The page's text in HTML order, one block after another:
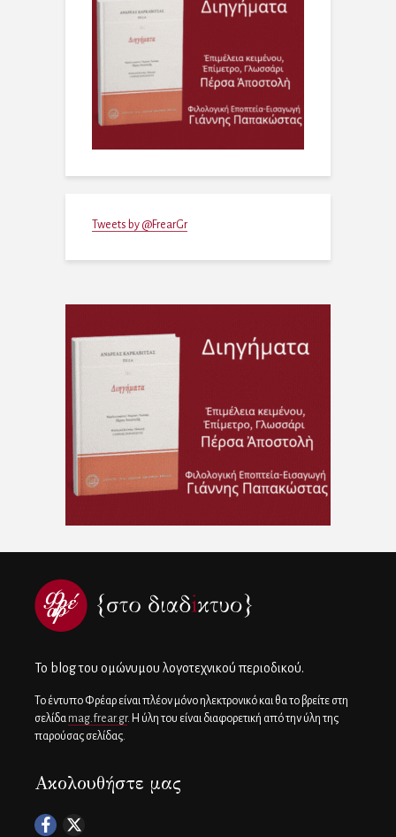
Tweets by @FrearGr
To blog του ομώνυμου λογοτεχνικού περιοδικού.
Το έντυπο Φρέαρ είναι πλέον μόνο ηλεκτρονικό και θα το βρείτε στη
σελίδα mag.frear.gr. Η ύλη του είναι διαφορετική από την ύλη της
παρούσας σελίδας.
Ακολουθήστε μας